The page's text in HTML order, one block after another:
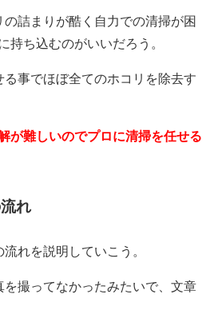
詰まりが酷く自力での清掃が困
持ち込むのがいいだろう。
事でほぼ全てのホコリを除去す
が難しいのでプロに清掃を任せる
れ
れを説明していこう。
撮ってなかったみたいで、文章